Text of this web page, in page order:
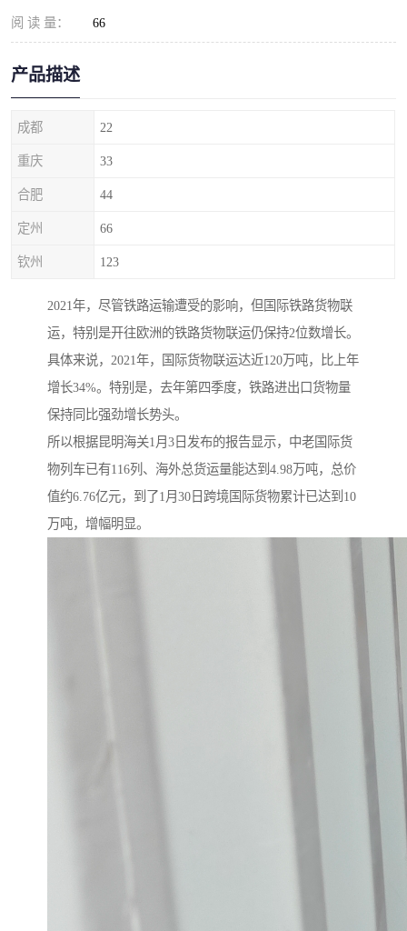
阅 读 量： 66
产品描述
成都 22
重庆 33
合肥 44
定州 66
钦州 123
2021年，尽管铁路运输遭受的影响，但国际铁路货物联
运，特别是开往欧洲的铁路货物联运仍保持2位数增长。
具体来说，2021年，国际货物联运达近120万吨，比上年
增长34%。特别是，去年第四季度，铁路进出口货物量
保持同比强劲增长势头。
所以根据昆明海关1月3日发布的报告显示，中老国际货
物列车已有116列、海外总货运量能达到4.98万吨，总价
值约6.76亿元，到了1月30日跨境国际货物累计已达到10
万吨，增幅明显。